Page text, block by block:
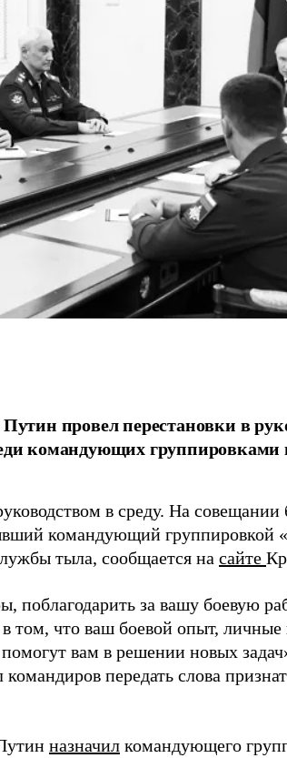
провел перестановки в
командующих группировками
в среду. На
командующий группировкой
тыла, сообщается на сайте
поблагодарить за вашу боевую
том, что ваш боевой опыт, личные
вам в решении новых
передать слова
назначил командующего